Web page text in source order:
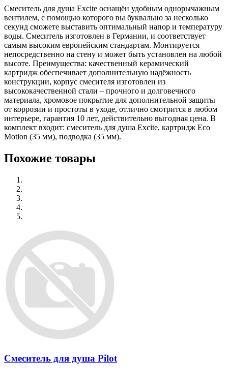
Смеситель для душа Excite оснащён удобным однорычажным
вентилем, с помощью которого вы буквально за несколько
секунд сможете выставить оптимальный напор и температуру
воды. Смеситель изготовлен в Германии, и соответствует
самым высоким европейским стандартам. Монтируется
непосредственно на стену и может быть установлен на любой
высоте. Преимущества: качественный керамический
картридж обеспечивает дополнительную надёжность
конструкции, корпус смесителя изготовлен из
высококачественной стали – прочного и долговечного
материала, хромовое покрытие для дополнительной защиты
от коррозии и простоты в уходе, отлично смотрится в любом
интерьере, гарантия 10 лет, действительно выгодная цена. В
комплект входит: смеситель для душа Excite, картридж Eco
Motion (35 мм), подводка (35 мм).
Похожие товары
Смеситель для душа Pilot